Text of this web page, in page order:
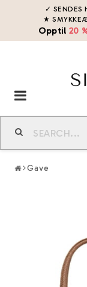
✓ SENDES
★
Opptil 20
Toggle
navigation
Gave